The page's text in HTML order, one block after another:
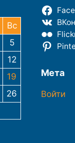
Вс
5
12
19
26
Мета
Войти